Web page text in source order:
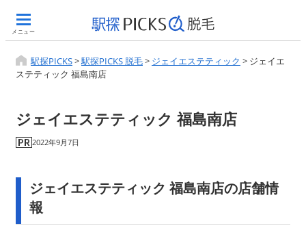
メニュー
駅探PICKS>駅探PICKS 脱毛> ジェイエステティック > ジェイエ
ステティック 福島南店
ジェイエステティック 福島南店
2022年9月7日
ジェイエステティック 福島南店の店舗情
報